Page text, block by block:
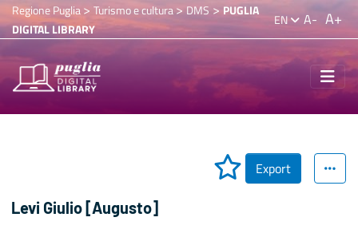
Regione Puglia> Turismo e cultura>DMS > PUGLIA
DIGITAL LIBRARY
EN A- A+
Export
Levi Giulio [Augusto]